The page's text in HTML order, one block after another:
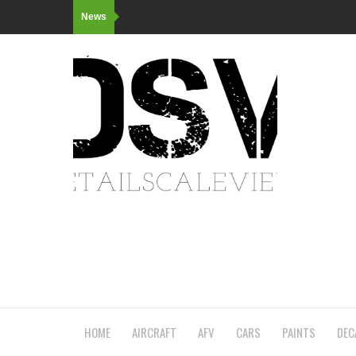
News
HOME AIRCRAFT AFV CARS PAINTS